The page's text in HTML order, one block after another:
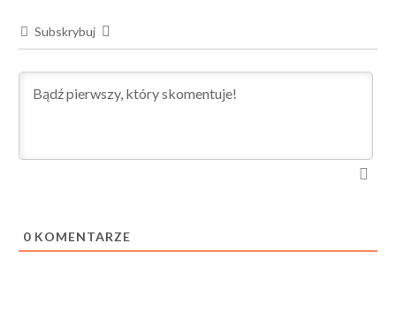
Subskrybuj
0 KOMENTARZE